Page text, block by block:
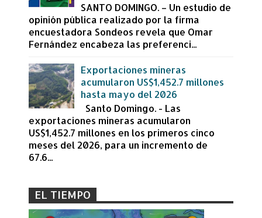
SANTO DOMINGO. – Un estudio de
opinión pública realizado por la firma
encuestadora Sondeos revela que Omar
Fernández encabeza las preferenci...
Exportaciones mineras
acumularon US$1,452.7 millones
hasta mayo del 2026
Santo Domingo. - Las
exportaciones mineras acumularon
US$1,452.7 millones en los primeros cinco
meses del 2026, para un incremento de
67.6...
EL TIEMPO